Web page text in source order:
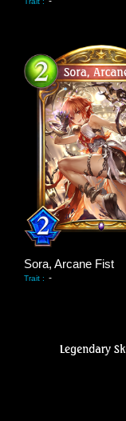
Sora, Arcane Fist
Trait : -